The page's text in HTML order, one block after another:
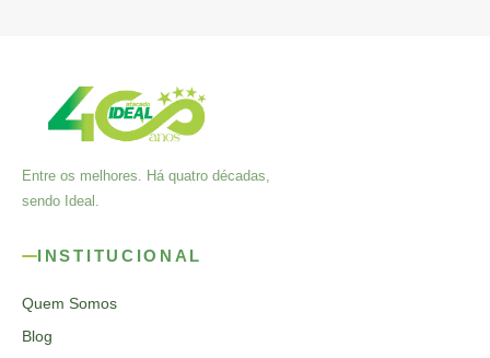
Entre os melhores. Há quatro décadas,
sendo Ideal.
INSTITUCIONAL
Quem Somos
Blog